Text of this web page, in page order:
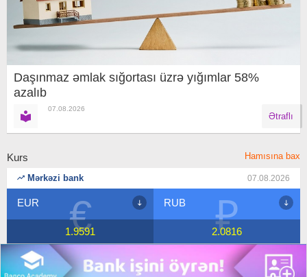
Daşınmaz əmlak sığortası üzrə yığımlar 58%
azalıb
07.08.2026
Ətraflı
Kurs Hamısına bax
Mərkəzi bank 07.08.2026
₽
RUB
2.0816 $
USD
1.7